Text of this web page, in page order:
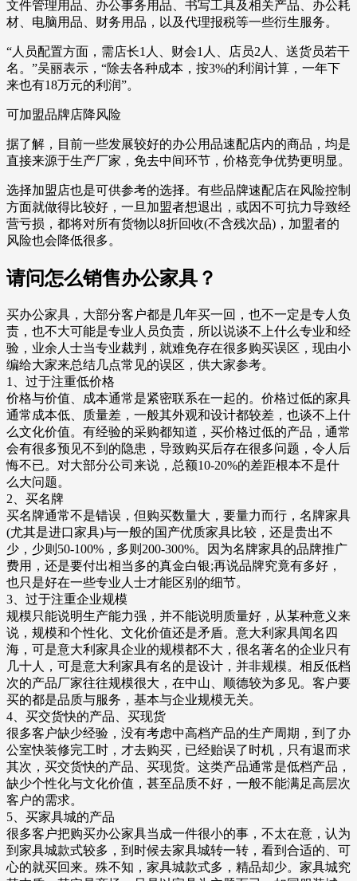
文件管理用品、办公事务用品、书写工具及相关产品、办公耗
材、电脑用品、财务用品，以及代理报税等一些衍生服务。
“人员配置方面，需店长1人、财会1人、店员2人、送货员若干
名。”吴丽表示，“除去各种成本，按3%的利润计算，一年下
来也有18万元的利润”。
可加盟品牌店降风险
据了解，目前一些发展较好的办公用品速配店内的商品，均是
直接来源于生产厂家，免去中间环节，价格竞争优势更明显。
选择加盟店也是可供参考的选择。有些品牌速配店在风险控制
方面就做得比较好，一旦加盟者想退出，或因不可抗力导致经
营亏损，都将对所有货物以8折回收(不含残次品)，加盟者的
风险也会降低很多。
请问怎么销售办公家具？
买办公家具，大部分客户都是几年买一回，也不一定是专人负
责，也不大可能是专业人员负责，所以说谈不上什么专业和经
验，业余人士当专业裁判，就难免存在很多购买误区，现由小
编给大家来总结几点常见的误区，供大家参考。
1、过于注重低价格
价格与价值、成本通常是紧密联系在一起的。价格过低的家具
通常成本低、质量差，一般其外观和设计都较差，也谈不上什
么文化价值。有经验的采购都知道，买价格过低的产品，通常
会有很多预见不到的隐患，导致购买后存在很多问题，令人后
悔不已。对大部分公司来说，总额10-20%的差距根本不是什
么大问题。
2、买名牌
买名牌通常不是错误，但购买数量大，要量力而行，名牌家具
(尤其是进口家具)与一般的国产优质家具比较，还是贵出不
少，少则50-100%，多则200-300%。因为名牌家具的品牌推广
费用，还是要付出相当多的真金白银;再说品牌究竟有多好，
也只是好在一些专业人士才能区别的细节。
3、过于注重企业规模
规模只能说明生产能力强，并不能说明质量好，从某种意义来
说，规模和个性化、文化价值还是矛盾。意大利家具闻名四
海，可是意大利家具企业的规模都不大，很名著名的企业只有
几十人，可是意大利家具有名的是设计，并非规模。相反低档
次的产品厂家往往规模很大，在中山、顺德较为多见。客户要
买的都是品质与服务，基本与企业规模无关。
4、买交货快的产品、买现货
很多客户缺少经验，没有考虑中高档产品的生产周期，到了办
公室快装修完工时，才去购买，已经贻误了时机，只有退而求
其次，买交货快的产品、买现货。这类产品通常是低档产品，
缺少个性化与文化价值，甚至品质不好，一般不能满足高层次
客户的需求。
5、买家具城的产品
很多客户把购买办公家具当成一件很小的事，不太在意，认为
到家具城款式较多，到时候去家具城转一转，看到合适的、可
心的就买回来。殊不知，家具城款式多，精品却少。家具城究